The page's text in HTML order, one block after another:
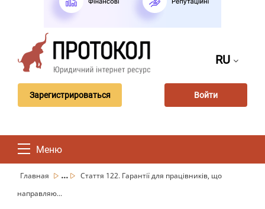
RU
Зарегистрироваться Войти
Меню
Главная ...
Стаття 122. Гарантії для працівників, що
направляю...